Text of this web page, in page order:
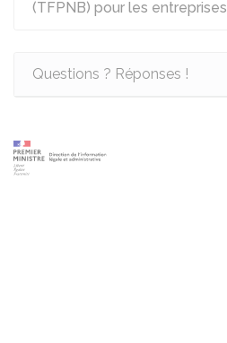
(TFPNB) pour les entreprises
Questions ? Réponses !